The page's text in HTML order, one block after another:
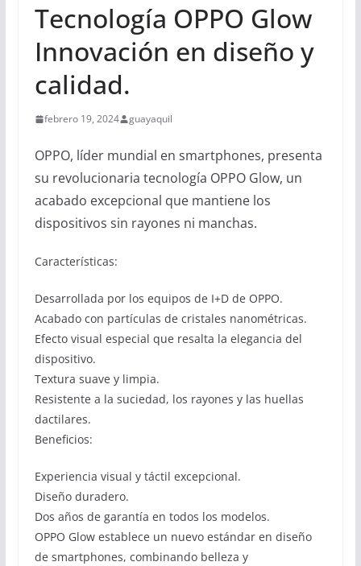
Tecnología OPPO Glow
Innovación en diseño y
calidad.
febrero 19, 2024 guayaquil
OPPO, líder mundial en smartphones, presenta
su revolucionaria tecnología OPPO Glow, un
acabado excepcional que mantiene los
dispositivos sin rayones ni manchas.
Características:
Desarrollada por los equipos de I+D de OPPO.
Acabado con partículas de cristales nanométricas.
Efecto visual especial que resalta la elegancia del
dispositivo.
Textura suave y limpia.
Resistente a la suciedad, los rayones y las huellas
dactilares.
Beneficios:
Experiencia visual y táctil excepcional.
Diseño duradero.
Dos años de garantía en todos los modelos.
OPPO Glow establece un nuevo estándar en diseño
de smartphones, combinando belleza y